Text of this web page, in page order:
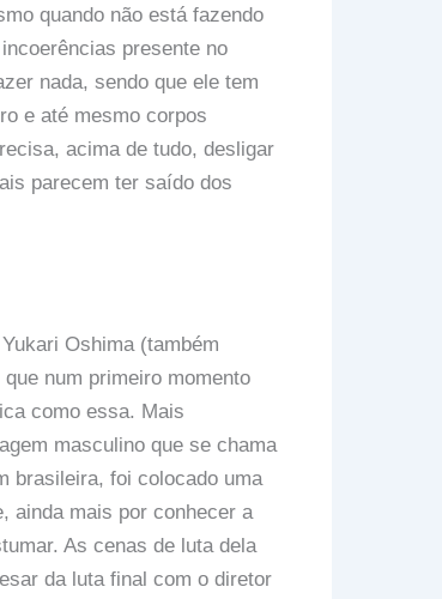
quando não está fazendo
presente no
nada, sendo que ele tem
e até mesmo corpos
acima de tudo, desligar
parecem ter saído dos
Oshima (também
num primeiro momento
como essa. Mais
masculino que se chama
brasileira, foi colocado uma
ainda mais por conhecer a
As cenas de luta dela
da luta final com o diretor